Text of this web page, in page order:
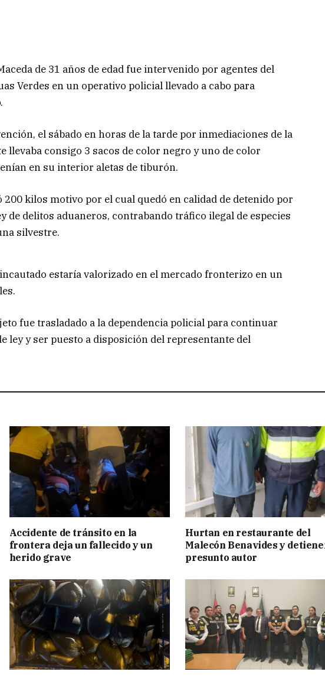
de 31 años de edad fue intervenido por agentes del
Verdes en un operativo policial llevado a cabo para
el sábado en horas de la tarde por inmediaciones de la
llevaba consigo 3 sacos de color negro y uno de color
en su interior aletas de tiburón.
200 kilos motivo por el cual quedó en calidad de detenido por
de delitos aduaneros, contrabando tráfico ilegal de especies
silvestre.
estaría valorizado en el mercado fronterizo en un
fue trasladado a la dependencia policial para continuar
ley y ser puesto a disposición del representante del
Accidente de tránsito en la
frontera deja un fallecido y un
herido grave
Hurtan en restaurante del
Malecón Benavides y
presunto autor